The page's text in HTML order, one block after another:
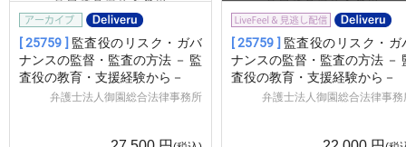
[ 25759 ] 監査役のリスク・ガバ
ナンスの監督・監査の方法 － 監
査役の教育・支援経験から－
弁護士法人御園総合法律事務所
[ 25759 ] 監査役のリスク・ガ
ナンスの監督・監査の方法 －
査役の教育・支援経験から－
弁護士法人御園総合法律事務